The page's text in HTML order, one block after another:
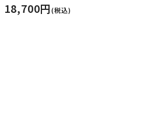
18,700円(税込)